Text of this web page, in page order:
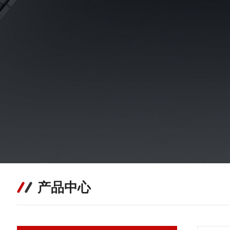
产品中心